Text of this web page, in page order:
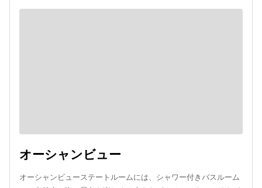
オーシャンビュー
オーシャンビューステートルームには、シャワー付きバスルーム